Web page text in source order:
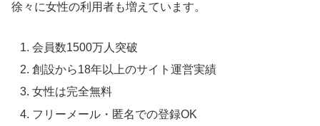
徐々に女性の利用者も増えています。
会員数1500万人突破
創設から18年以上のサイト運営実績
女性は完全無料
フリーメール・匿名での登録OK